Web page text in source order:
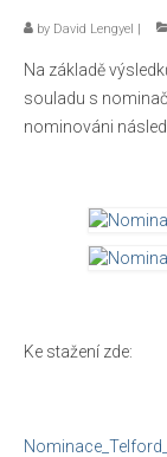
Kalendář
Pravidla
Reportáže
O nás
by David Lengyel |
Na základě
souladu s
nominováni
Ke stažení zde: